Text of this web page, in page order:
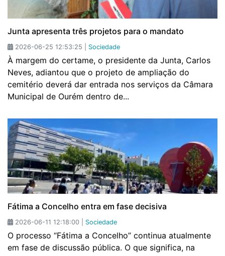
Junta apresenta três projetos para o mandato
2026-06-25 12:53:25 | Sociedade
À margem do certame, o presidente da Junta, Carlos
Neves, adiantou que o projeto de ampliação do
cemitério deverá dar entrada nos serviços da Câmara
Municipal de Ourém dentro de...
Fátima a Concelho entra em fase decisiva
2026-06-11 12:18:00 | Sociedade
O processo “Fátima a Concelho” continua atualmente
em fase de discussão pública. O que significa, na